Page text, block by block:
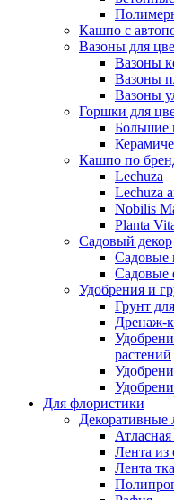
Кашпо с
Вазоны для
Вазоны
Вазоны
Вазоны
Горшки для
Большие
Кашпо по
Lechuza
Lechuza
Nobilis
Planta
Садовый декор
Садовые
Садовые
Удобрения и
Грунт
Дренаж-
растений
Для флористики
Атласная
Лента из
Лента